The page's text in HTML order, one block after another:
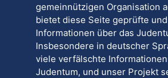
gemeinnützigen Organisation
bietet diese Seite geprüfte
Informationen über das
Insbesondere in deutscher
viele verfälschte
Judentum, und unser Projekt